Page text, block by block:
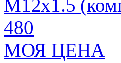
М12x1.5
480
МОЯ ЦЕНА